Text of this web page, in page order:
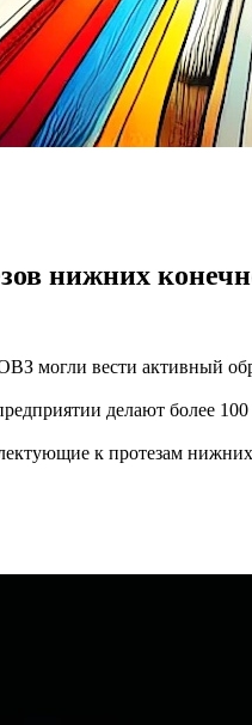
нижних
могли вести активный
делают более
к протезам